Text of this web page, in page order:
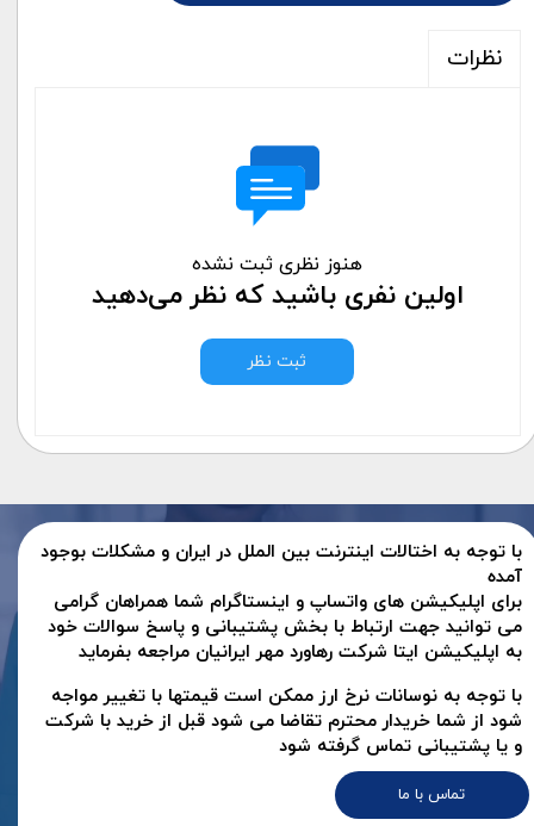
نظرات
هنوز نظری ثبت نشده
اولین نفری باشید که نظر می‌دهید
ثبت نظر
تماس با ما
با توجه به اختالات اینترنت بین الملل در ایران و مشکلات بوجود
آمده
برای اپلیکیشن های واتساپ و اینستاگرام شما همراهان گرامی
می توانید جهت ارتباط با بخش پشتیبانی و پاسخ سوالات خود
به اپلیکیشن ایتا شرکت رهاورد مهر ایرانیان مراجعه بفرماید
با توجه به نوسانات نرخ ارز ممکن است قیمتها با تغییر مواجه
شود از شما خریدار محترم تقاضا می شود قبل از خرید با شرکت
و یا پشتیبانی تماس گرفته شود